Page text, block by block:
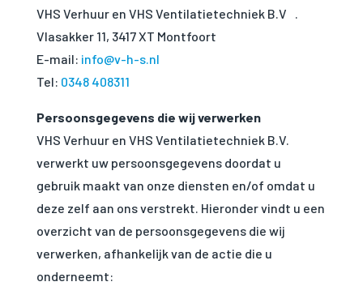
VHS Verhuur en VHS Ventilatietechniek B.V .
Vlasakker 11, 3417 XT Montfoort
E-mail: info@v-h-s.nl
Tel: 0348 408311
Persoonsgegevens die wij verwerken
VHS Verhuur en VHS Ventilatietechniek B.V.
verwerkt uw persoonsgegevens doordat u
gebruik maakt van onze diensten en/of omdat u
deze zelf aan ons verstrekt. Hieronder vindt u een
overzicht van de persoonsgegevens die wij
verwerken, afhankelijk van de actie die u
onderneemt: